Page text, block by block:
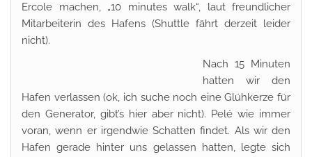
Ercole machen, „10 minutes walk“, laut freundlicher
Mitarbeiterin des Hafens (Shuttle fährt derzeit leider
nicht).
Nach 15 Minuten
hatten wir den
Hafen verlassen (ok, ich suche noch eine Glühkerze für
den Generator, gibt’s hier aber nicht). Pelé wie immer
voran, wenn er irgendwie Schatten findet. Als wir den
Hafen gerade hinter uns gelassen hatten, legte sich